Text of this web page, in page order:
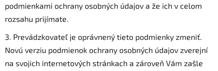
podmienkami ochrany osobných údajov a že ich v celom
rozsahu prijímate.
3. Prevádzkovateľ je oprávnený tieto podmienky zmeniť.
Novú verziu podmienok ochrany osobných údajov zverejní
na svojich internetových stránkach a zároveň Vám zašle